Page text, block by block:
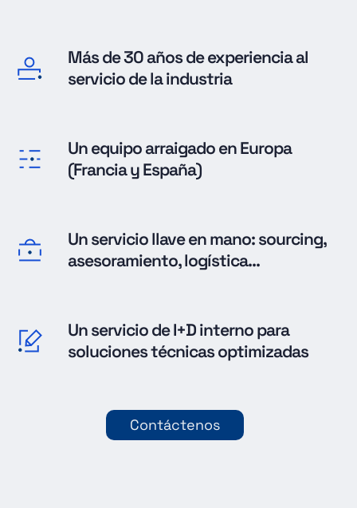
Más de 30 años de experiencia al
servicio de la industria
Un equipo arraigado en Europa
(Francia y España)
Un servicio llave en mano: sourcing,
asesoramiento, logística...
Un servicio de I+D interno para
soluciones técnicas optimizadas
Contáctenos